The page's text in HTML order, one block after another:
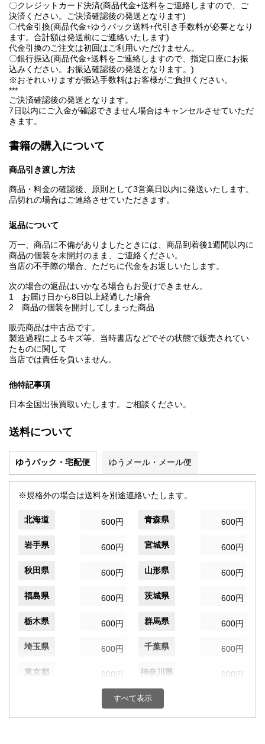
〇クレジットカード決済(商品代金+送料をご連絡しますので、ご
決済ください。ご決済確認後の発送となります)
〇代金引換(商品代金+ゆうパック送料+代引き手数料が必要となり
ます。合計額は発送前にご連絡いたします)
代金引換のご注文は初回はご利用いただけません。
〇銀行振込(商品代金+送料をご連絡しますので、指定口座にお振
込みください。お振込確認後の発送となります。)
※おそれいりますが振込手数料はお客様がご負担ください。
***
ご決済確認後の発送となります。
7日以内にご入金が確認できません場合はキャンセルさせていただ
きます。
書籍の購入について
商品引き渡し方法
商品・料金の確認後、原則として3営業日以内に発送いたします。
品切れの場合はご連絡させていただきます。
返品について
万一、商品に不備がありましたときには、商品到着後1週間以内に
商品の個装を未開封のまま、ご連絡ください。
当店の不手際の場合、ただちに代金をお返しいたします。
次の場合の返品はいかなる場合もお受けできません。
1 お届け日から8日以上経過した場合
2 商品の個装を開封してしまった商品
販売商品は中古品です。
製造過程によるキズ等、当時書店などでその状態で販売されてい
たものに関して
当店では責任を負いません。
他特記事項
日本全国出張買取いたします。ご相談ください。
送料について
ゆうパック・宅配便 ゆうメール・メール便
※規格外の場合は送料を別途連絡いたします。
北海道 600円 青森県 600円
岩手県 600円 宮城県 600円
秋田県 600円 山形県 600円
福島県 600円 茨城県 600円
栃木県 600円 群馬県 600円
埼玉県 600円 千葉県 600円
東京都 600円 神奈川県 600円
600円 富山県
すべて表示